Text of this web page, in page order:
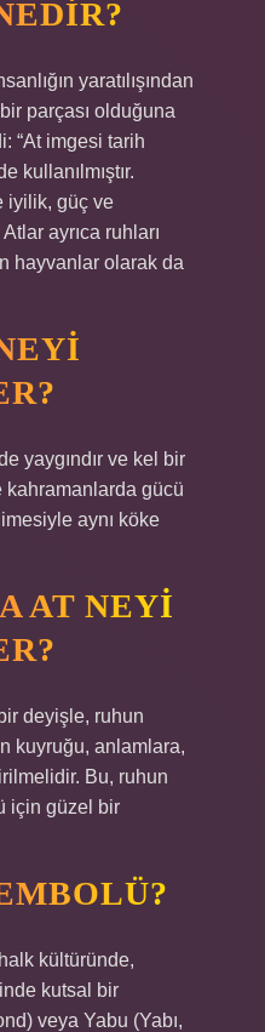
yaratılışından
parçası olduğuna
“At imgesi tarih
kullanılmıştır.
iyilik, güç ve
ayrıca ruhları
hayvanlar olarak da
yaygındır ve kel bir
kahramanlarda gücü
aynı köke
AT NEYI
deyişle, ruhun
kuyruğu, anlamlara,
Bu, ruhun
için güzel bir
kültüründe,
kutsal bir
veya Yabu (Yabı,